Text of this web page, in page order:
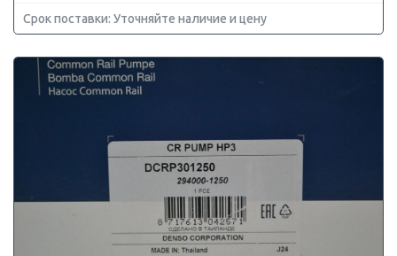
Срок поставки: Уточняйте наличие и цену